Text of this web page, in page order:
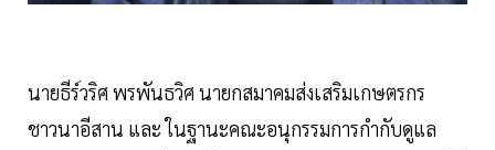
นายธีร์วริศ พรพันธวิศ นายกสมาคมส่งเสริมเกษตรกร
ชาวนาอีสาน และ ในฐานะคณะอนุกรรมการกำกับดูแล